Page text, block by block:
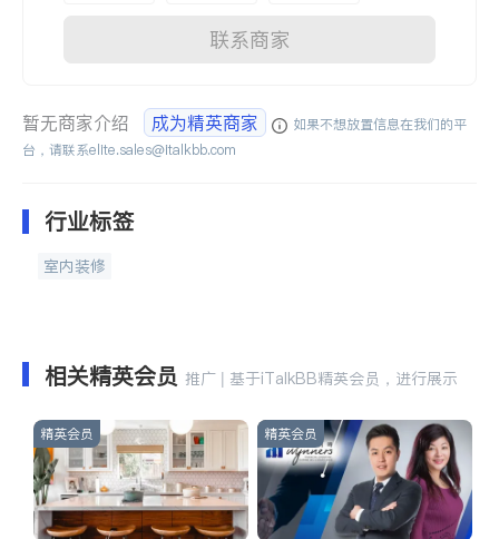
联系商家
暂无商家介绍 成为精英商家
如果不想放置信息在我们的平
台，请联系elite.sales@italkbb.com
行业标签
室内装修
相关精英会员 推广 | 基于iTalkBB精英会员，进行展示
精英会员 精英会员